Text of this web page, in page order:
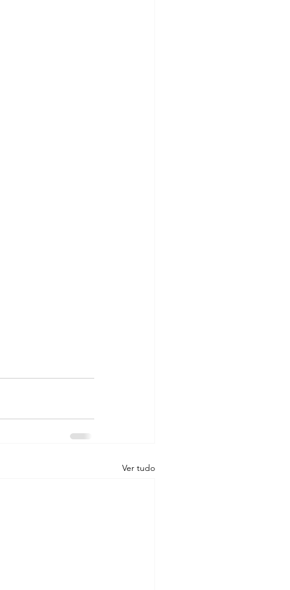
Ver tudo